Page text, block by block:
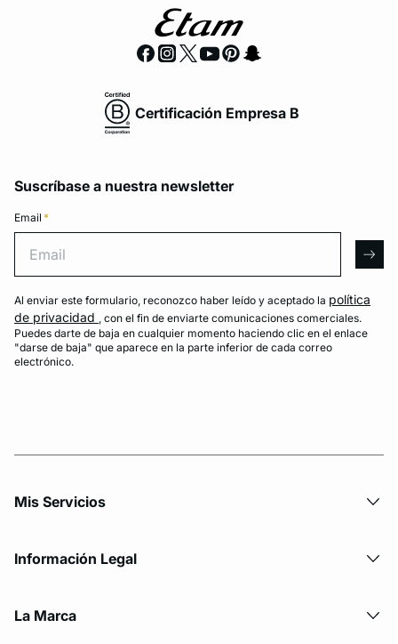
Certificación Empresa B
Suscríbase a nuestra newsletter
Email *
Al enviar este formulario, reconozco haber leído y aceptado la política
de privacidad , con el fin de enviarte comunicaciones comerciales.
Puedes darte de baja en cualquier momento haciendo clic en el enlace
"darse de baja" que aparece en la parte inferior de cada correo
electrónico.
Mis Servicios
Información Legal
La Marca